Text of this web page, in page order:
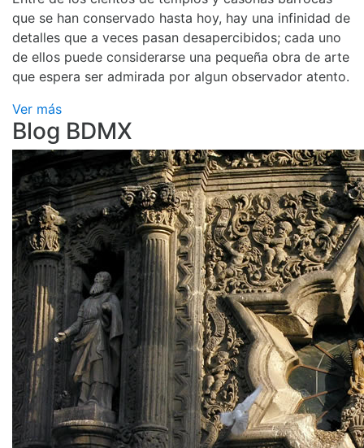
que se han conservado hasta hoy, hay una infinidad de
detalles que a veces pasan desapercibidos; cada uno
de ellos puede considerarse una pequeña obra de arte
que espera ser admirada por algun observador atento.
Ver más
Blog BDMX